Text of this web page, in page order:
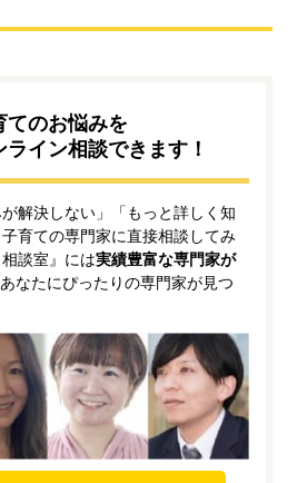
てのお悩みを
イン相談できます！
が解決しない」「もっと詳しく知
育ての専門家に直接相談してみ
談室』には実績豊富な専門家が
なたにぴったりの専門家が見つ